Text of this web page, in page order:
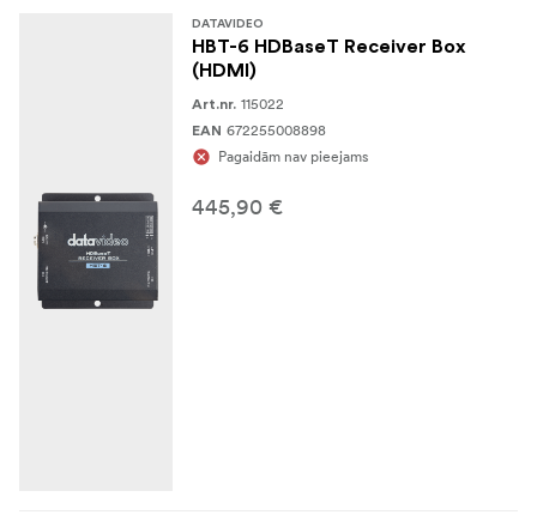
DATAVIDEO
HBT-6 HDBaseT Receiver Box
(HDMI)
Art.nr. 115022
EAN 672255008898
Pagaidām nav pieejams
445,90 €